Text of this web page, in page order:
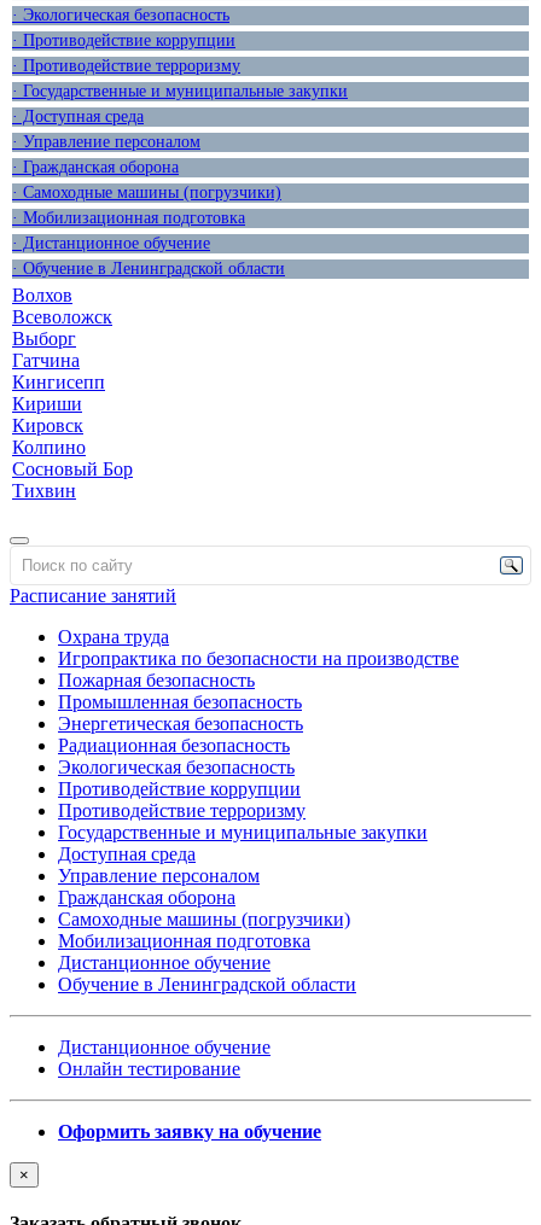
· Экологическая безопасность
· Противодействие коррупции
· Противодействие терроризму
· Государственные и муниципальные закупки
· Доступная среда
· Управление персоналом
· Гражданская оборона
· Самоходные машины (погрузчики)
· Мобилизационная подготовка
· Дистанционное обучение
· Обучение в Ленинградской области
Волхов
Всеволожск
Выборг
Гатчина
Кингисепп
Кириши
Кировск
Колпино
Сосновый Бор
Тихвин
Расписание занятий
Охрана труда
Игропрактика по безопасности на производстве
Пожарная безопасность
Промышленная безопасность
Энергетическая безопасность
Радиационная безопасность
Экологическая безопасность
Противодействие коррупции
Противодействие терроризму
Государственные и муниципальные закупки
Доступная среда
Управление персоналом
Гражданская оборона
Самоходные машины (погрузчики)
Мобилизационная подготовка
Дистанционное обучение
Обучение в Ленинградской области
Дистанционное обучение
Онлайн тестирование
Оформить заявку на обучение
×